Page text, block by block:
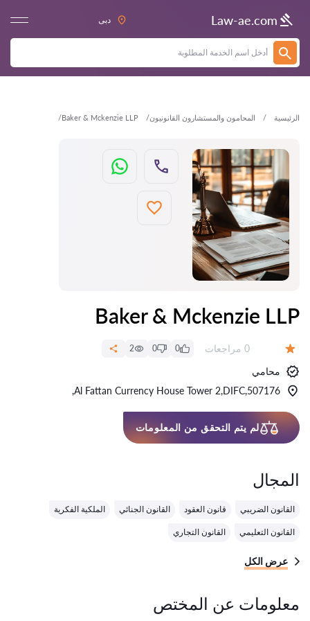
Law-ae.com دبى
الرئيسية المحامون والمستشارون القانونيون Baker & Mckenzie LLP
العودة
Baker & Mckenzie LLP
عدد المراجعات:
0 مراجعات 0
0
2
محامي
Al Fattan Currency House Tower 2,DIFC,507176,
لم يتم التحقق من المعلومات
المجال
القانون الضريبي قانون العقود القانون الجنائي الملكية الفكرية
القانون التعليمي القانون التجاري
عرض الكل
معلومات عن المختص